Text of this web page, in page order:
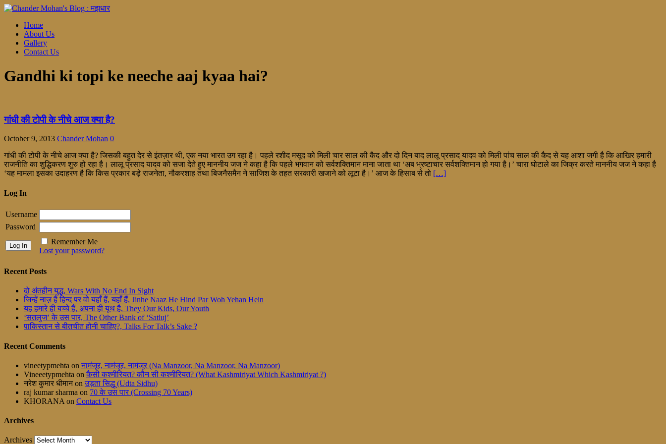
Home
About Us
Gallery
Contact Us
Gandhi ki topi ke neeche aaj kyaa hai?
गांधी की टोपी के नीचे आज क्या है?
October 9, 2013 Chander Mohan 0
गांधी की टोपी के नीचे आज क्या है? जिसकी बहुत देर से इंतज़ार थी, एक नया भारत उग रहा है। पहले रशीद मसूद को मिली चार साल की कैद और दो दिन बाद लालू प्रसाद यादव को मिली पांच साल की कैद से यह आशा जगी है कि आखिर हमारी
राजनीति का शुद्धिकरण शुरु हो रहा है। लालू प्रसाद यादव को सजा देते हुए माननीय जज ने कहा है कि पहले भगवान को सर्वशक्तिमान माना जाता था ‘अब भ्रष्टाचार सर्वशक्तिमान हो गया है।’ चारा घोटाले का जिक्र करते माननीय जज ने कहा है
‘यह मामला इसका उदाहरण है कि किस प्रकार बड़े राजनेता, नौकरशाह तथा बिजनैसमैन ने साजिश के तहत सरकारी खजाने को लूटा है।’ आज के हिसाब से तो […]
Log In
Username
Password
Remember Me
Lost your password?
Recent Posts
दो अंतहीन युद्ध, Wars With No End In Sight
जिन्हें नाज़ है हिन्द पर वो यहाँ हैं, यहाँ हैं, Jinhe Naaz He Hind Par Woh Yehan Hein
यह हमारे ही बच्चे हैं, अपना ही यूथ है, They Our Kids, Our Youth
‘सतलुज’ के उस पार, The Other Bank of ‘Satluj’
पाकिस्तान से बीतचीत होनी चाहिए?, Talks For Talk’s Sake ?
Recent Comments
vineetypmehta on नामंजूर, नामंजूर, नामंजूर (Na Manzoor, Na Manzoor, Na Manzoor)
Vineeetypmehta on कैसी कश्मीरियत? कौन सी कश्मीरियत? (What Kashmiriyat Which Kashmiriyat ?)
नरेश कुमार धीमानon उड़ता सिद्धू (Udta Sidhu)
raj kumar sharma on 70 के उस पार (Crossing 70 Years)
KHORANA on Contact Us
Archives
Archives